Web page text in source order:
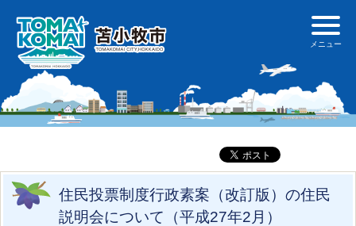
住民投票制度行政素案（改訂版）の住民
説明会について（平成27年2月）